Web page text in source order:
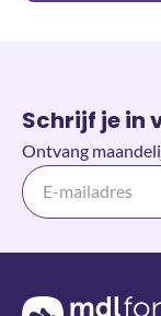
Schrijf je in
Ontvang
Terug naar de